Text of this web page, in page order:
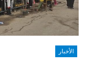
الأخبار